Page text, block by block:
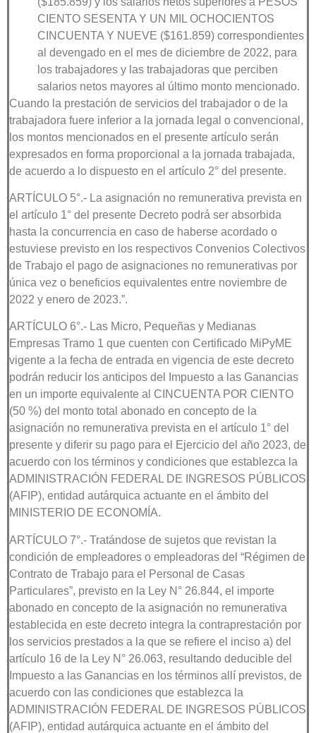
CIENTO SESENTA Y UN MIL OCHOCIENTOS
CINCUENTA Y NUEVE ($161.859) correspondientes
al devengado en el mes de diciembre de 2022, para
los trabajadores y las trabajadoras que perciben
salarios netos mayores al último monto mencionado.
Cuando la prestación de servicios del trabajador o de la
trabajadora fuere inferior a la jornada legal o convencional,
los montos mencionados en el presente artículo serán
expresados en forma proporcional a la jornada trabajada,
de acuerdo a lo dispuesto en el artículo 2° del presente.
ARTÍCULO 5°.- La asignación no remunerativa prevista en
el artículo 1° del presente Decreto podrá ser absorbida
hasta la concurrencia en caso de haberse acordado o
estuviese previsto en los respectivos Convenios Colectivos
de Trabajo el pago de asignaciones no remunerativas por
única vez o beneficios equivalentes entre noviembre de
2022 y enero de 2023.”.
ARTÍCULO 6°.- Las Micro, Pequeñas y Medianas
Empresas Tramo 1 que cuenten con Certificado MiPyME
vigente a la fecha de entrada en vigencia de este decreto
podrán reducir los anticipos del Impuesto a las Ganancias
en un importe equivalente al CINCUENTA POR CIENTO
(50 %) del monto total abonado en concepto de la
asignación no remunerativa prevista en el artículo 1° del
presente y diferir su pago para el Ejercicio del año 2023, de
acuerdo con los términos y condiciones que establezca la
ADMINISTRACIÓN FEDERAL DE INGRESOS PÚBLICOS
(AFIP), entidad autárquica actuante en el ámbito del
MINISTERIO DE ECONOMÍA.
ARTÍCULO 7°.- Tratándose de sujetos que revistan la
condición de empleadores o empleadoras del “Régimen de
Contrato de Trabajo para el Personal de Casas
Particulares”, previsto en la Ley N° 26.844, el importe
abonado en concepto de la asignación no remunerativa
establecida en este decreto integra la contraprestación por
los servicios prestados a la que se refiere el inciso a) del
artículo 16 de la Ley N° 26.063, resultando deducible del
Impuesto a las Ganancias en los términos allí previstos, de
acuerdo con las condiciones que establezca la
ADMINISTRACIÓN FEDERAL DE INGRESOS PÚBLICOS
(AFIP), entidad autárquica actuante en el ámbito del